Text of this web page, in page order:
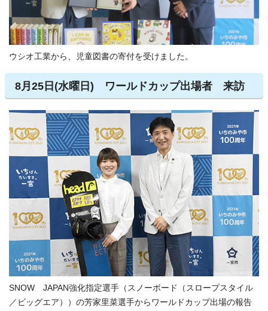
ウシオ工業から、児童図書の寄付を受けました。
8月25日(水曜日) ワールドカップ出場者 来訪
SNOW JAPAN強化指定選手（スノーボード（スロープスタイル
／ビッグエア））の芳家里菜選手からワールドカップ出場の報告